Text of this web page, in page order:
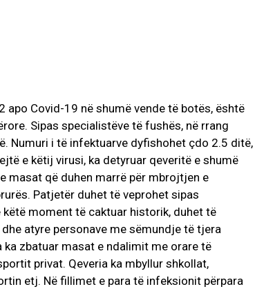
apo Covid-19 në shumë vende të botës, është
Sipas specialistëve të fushës, në rrang
Numuri i të infektuarve dyfishohet çdo 2.5 ditë,
e këtij virusi, ka detyruar qeveritë e shumë
masat që duhen marrë për mbrojtjen e
Patjetër duhet të veprohet sipas
moment të caktuar historik, duhet të
atyre personave me sëmundje të tjera
zbatuar masat e ndalimit me orare të
privat. Qeveria ka mbyllur shkollat,
etj. Në fillimet e para të infeksionit përpara